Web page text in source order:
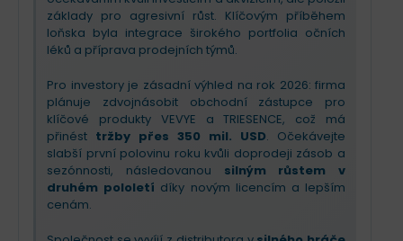
léčbě suchého oka.
základy pro agresivní růst. Klíčovým příběhem
loňska byla integrace širokého portfolia očních
léků a příprava prodejních týmů.
Pro investory je zásadní výhled na rok 2026: firma
plánuje zdvojnásobit obchodní zástupce pro
klíčové produkty VEVYE a TRIESENCE, což má
přinést tržby přes 350 mil. USD. Očekávejte
slabší první polovinu roku kvůli doprodeji zásob a
sezónnosti, následovanou silným růstem v
druhém pololetí díky novým licencím a lepším
cenám.